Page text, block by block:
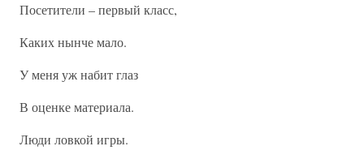
Посетители – первый класс,
Каких нынче мало.
У меня уж набит глаз
В оценке материала.
Люди ловкой игры.